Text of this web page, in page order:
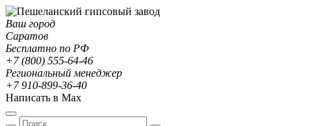
Ваш город
Саратов
Бесплатно по РФ
+7 (800) 555-64-46
Региональный менеджер
+7 910-899-36-40
Написать в Max